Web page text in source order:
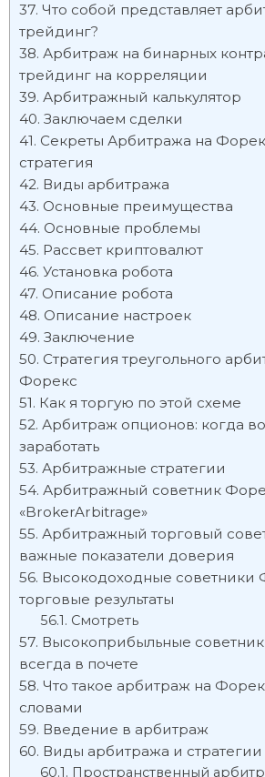
Что собой представляет
трейдинг?
Арбитраж на бинарных
трейдинг на корреляции
Арбитражный калькулятор
Заключаем сделки
Секреты Арбитража на
стратегия
Виды арбитража
Основные преимущества
Основные проблемы
Рассвет криптовалют
Установка робота
Описание робота
Описание настроек
Заключение
Стратегия треугольного
Форекс
Как я торгую по этой схеме
Арбитраж опционов: когда
заработать
Арбитражные стратегии
Арбитражный советник
«BrokerArbitrage»
Арбитражный торговый
важные показатели доверия
Высокодоходные советники
торговые результаты
Смотреть
Высокоприбыльные
всегда в почете
Что такое арбитраж на
словами
Введение в арбитраж
Виды арбитража и стратегии
Пространственный